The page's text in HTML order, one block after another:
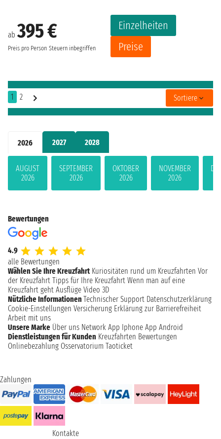
2026 2027 2028
AUGUST
2026
SEPTEMBER
2026
OKTOBER
2026
NOVEMBER
2026
ab395 €
Preis pro Person Steuern inbegriffen
Einzelheiten
Preise
1 2 Sortiere
Bewertungen
4.9
alle Bewertungen
Wählen Sie Ihre Kreuzfahrt Kuriositäten rund um Kreuzfahrten Vor
der Kreuzfahrt Tipps für Ihre Kreuzfahrt Wenn man auf eine
Kreuzfahrt geht Ausflüge Video 3D
Nützliche Informationen Technischer Support Datenschutzerklärung
Cookie-Einstellungen Versicherung Erklärung zur Barrierefreiheit
Arbeit mit uns
Unsere Marke Über uns Network App Iphone App Android
Dienstleistungen für Kunden Kreuzfahrten Bewertungen
Onlinebezahlung Osservatorium Taoticket
Zahlungen
Kontakte